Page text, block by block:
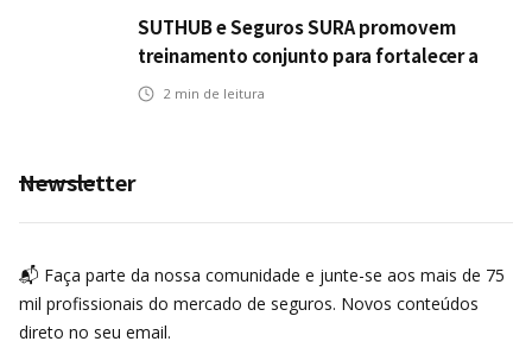
SUTHUB e Seguros SURA promovem
treinamento conjunto para fortalecer a
operação comercial do Seguro Mobilidade
2 min de leitura
Newsletter
📬 Faça parte da nossa comunidade e junte-se aos mais de 75
mil profissionais do mercado de seguros. Novos conteúdos
direto no seu email.